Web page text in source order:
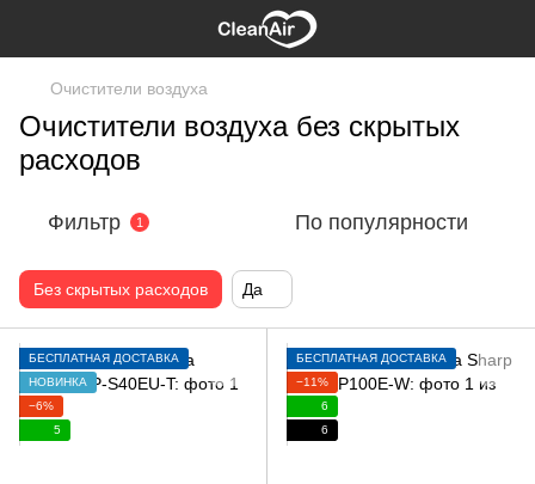
Очистители воздуха
Очистители воздуха без скрытых
расходов
Фильтр 1 По популярности
Без скрытых расходов Да
БЕСПЛАТНАЯ ДОСТАВКА
НОВИНКА
−6%
5
БЕСПЛАТНАЯ ДОСТАВКА
−11%
6
6